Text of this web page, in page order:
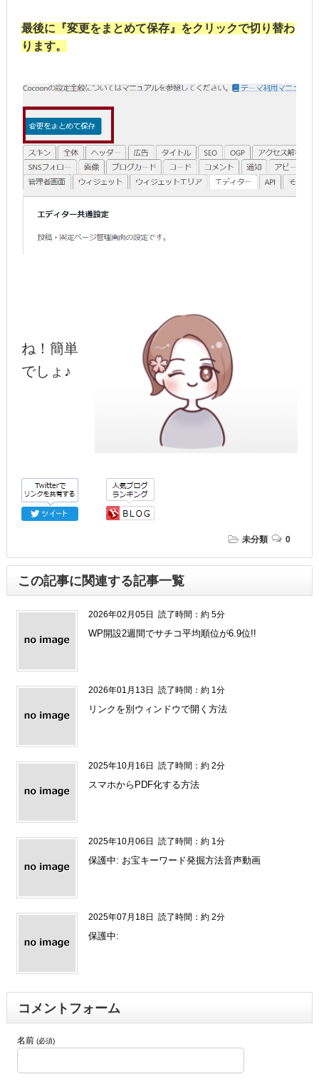
最後に『変更をまとめて保存』をクリックで切り替わ
ります。
ね！簡単
でしょ♪
未分類 0
この記事に関連する記事一覧
2026年02月05日 読了時間：約 5分
WP開設2週間でサチコ平均順位が6.9位!!
2026年01月13日 読了時間：約 1分
リンクを別ウィンドウで開く方法
2025年10月16日 読了時間：約 2分
スマホからPDF化する方法
2025年10月06日 読了時間：約 1分
保護中: お宝キーワード発掘方法音声動画
2025年07月18日 読了時間：約 2分
保護中:
コメントフォーム
名前 (必須)